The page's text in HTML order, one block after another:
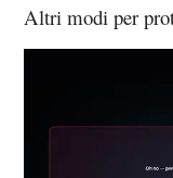
Altri modi per